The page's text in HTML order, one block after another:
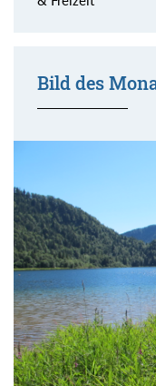
Bild des